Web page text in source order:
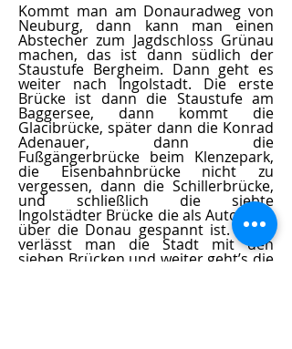
Kommt man am Donauradweg von
Neuburg, dann kann man einen
Abstecher zum Jagdschloss Grünau
machen, das ist dann südlich der
Staustufe Bergheim. Dann geht es
weiter nach Ingolstadt. Die erste
Brücke ist dann die Staustufe am
Baggersee, dann kommt die
Glacibrücke, später dann die Konrad
Adenauer, dann die
Fußgängerbrücke beim Klenzepark,
die Eisenbahnbrücke nicht zu
vergessen, dann die Schillerbrücke,
und schließlich die siebte
Ingolstädter Brücke die als Autobahn
über die Donau gespannt ist. Dann
verlässt man die Stadt mit den
sieben Brücken und weiter geht’s die